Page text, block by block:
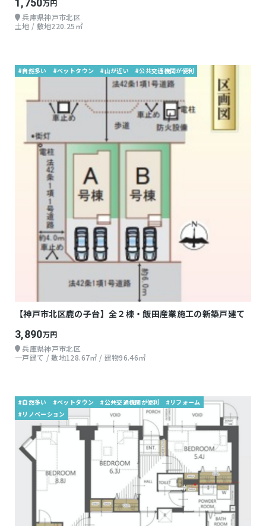
1,750万円
兵庫県神戸市北区
土地 / 敷地220.25㎡
#自然多い #ベットタウン #山が近い #公共交通機関が便利
【神戸市北区鹿の子台】全２棟・飯田産業施工の新築戸建て
3,890万円
兵庫県神戸市北区
一戸建て / 敷地128.67㎡ / 建物96.46㎡
#自然多い #ベットタウン #公共交通機関が便利
#リフォーム
#リノベーション